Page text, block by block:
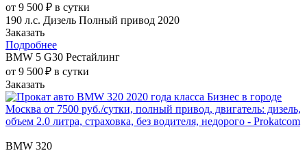
от 9 500 ₽ в сутки
190 л.с. Дизель Полный привод 2020
Заказать
Подробнее
BMW 5 G30 Рестайлинг
от 9 500 ₽ в сутки
Заказать
BMW 320